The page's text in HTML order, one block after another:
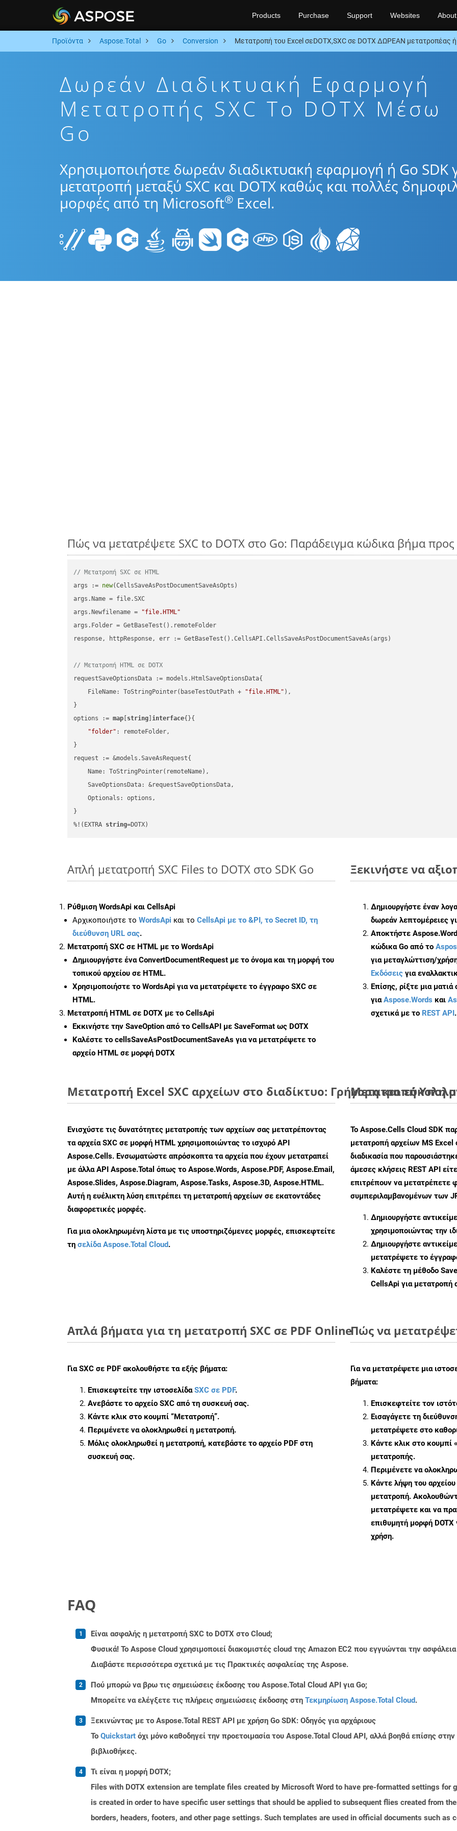
Products Purchase Support Websites About
Προϊόντα Aspose.Total Go Conversion Μετατροπή του Excel σεDOTX,SXC σε DOTX ΔΩΡΕΑΝ μετατροπέας ή
Δωρεάν Διαδικτυακή Εφαρμογή
Μετατροπής SXC To DOTX Μέσω
Go
Χρησιμοποιήστε δωρεάν διαδικτυακή εφαρμογή ή Go SDK
μετατροπή μεταξύ SXC και DOTX καθώς και πολλές
μορφές από τη Microsoft® Excel.
Πώς να μετατρέψετε SXC to DOTX στο Go: Παράδειγμα κώδικα βήμα
// Μετατροπή SXC σε HTML
args := new(CellsSaveAsPostDocumentSaveAsOpts)
args.Name = file.SXC
args.Newfilename =
"file.HTML"
args.Folder = GetBaseTest().remoteFolder
response, httpResponse, err := GetBaseTest().CellsAPI.CellsSaveAsPostDocumentSaveAs(args)
// Μετατροπή HTML σε DOTX
requestSaveOptionsData := models.HtmlSaveOptionsData{
    FileName: ToStringPointer(baseTestOutPath +
"file.HTML" ),
}
options := map string ]interface{}{
"folder" : remoteFolder,
}
request := &models.SaveAsRequest{
    Name: ToStringPointer(remoteName),
    SaveOptionsData: &requestSaveOptionsData,
    Optionals: options,
}
%!(EXTRA string=DOTX)
Απλή μετατροπή SXC Files to DOTX στο SDK Go
Ρύθμιση WordsApi και CellsApi
Αρχικοποιήστε το WordsApi και το CellsApi με το &PI, το Secret ID, τη
διεύθυνση URL σας.
Μετατροπή SXC σε HTML με το WordsApi
Δημιουργήστε έναConvertDocumentRequest με το όνομα και τη μορφή του
τοπικού αρχείου σε HTML.
Χρησιμοποιήστε το WordsApi για να μετατρέψετε το έγγραφο SXC σε
HTML.
Μετατροπή HTML σε DOTX με το CellsApi
Εκκινήστε την SaveOption από το CellsAPI με SaveFormat ως DOTX
Καλέστε το cellsSaveAsPostDocumentSaveAs για να μετατρέψετε το
αρχείο HTML σε μορφή DOTX
Ξεκινήστε να
Δημιουργήστε έναν
δωρεάν λεπτομέρειες
Αποκτήστε
κώδικα Go από το
για μεταγλώττιση/
Εκδόσεις για
Επίσης, ρίξτε μια
γιαAspose.Words και
σχετικά με το REST API.
Μετατροπή Excel SXC αρχείων στο διαδίκτυο: Γρήγορη και εύκολη
Ενισχύστε τις δυνατότητες μετατροπής των αρχείων σας μετατρέποντας
τα αρχεία SXC σε μορφή HTML χρησιμοποιώντας το ισχυρό API
Aspose.Cells. Ενσωματώστε απρόσκοπτα τα αρχεία που έχουν μετατραπεί
με άλλα API Aspose.Total όπως το Aspose.Words, Aspose.PDF, Aspose.Email,
Aspose.Slides, Aspose.Diagram, Aspose.Tasks, Aspose.3D, Aspose.HTML.
Αυτή η ευέλικτη λύση επιτρέπει τη μετατροπή αρχείων σε εκατοντάδες
διαφορετικές μορφές.
Για μια ολοκληρωμένη λίστα με τις υποστηριζόμενες μορφές, επισκεφτείτε
τη σελίδα Aspose.Total Cloud.
Μετατροπή
Το Aspose.Cells Cloud SDK
μετατροπή αρχείων MS Excel
διαδικασία που
άμεσες κλήσεις REST API
επιτρέπουν να μετατρέπετε
συμπεριλαμβανομένων των
Δημιουργήστε
χρησιμοποιώντας την
Δημιουργήστε
μετατρέψετε το
Καλέστε τη μέθοδο
CellsApi για μετατροπή
Απλά βήματα για τη μετατροπή SXC σε PDF Online
ΓιαSXC σε PDF ακολουθήστε τα εξής βήματα:
Επισκεφτείτε την ιστοσελίδαSXC σε PDF.
Ανεβάστε το αρχείο SXC από τη συσκευή σας.
Κάντε κλικ στο κουμπί “Μετατροπή”.
Περιμένετε να ολοκληρωθεί η μετατροπή.
Μόλις ολοκληρωθεί η μετατροπή, κατεβάστε το αρχείο PDF στη
συσκευή σας.
Πώς να
Για να μετατρέψετε μια
βήματα:
Επισκεφτείτε τον
Εισαγάγετε τη
μετατρέψετε στο
Κάντε κλικ στο κουμπί
μετατροπής.
Περιμένετε να
Κάντε λήψη του
μετατροπή.
μετατρέψετε και να
επιθυμητή μορφή
χρήση.
FAQ
Είναι ασφαλής η μετατροπή SXC to DOTX στο Cloud;
Φυσικά! Το Aspose Cloud χρησιμοποιεί διακομιστές cloud της Amazon EC2 που εγγυώνται την
Διαβάστε περισσότερα σχετικά με τις Πρακτικές ασφαλείας της Aspose.
Πού μπορώ να βρω τις σημειώσεις έκδοσης του Aspose.Total Cloud API για Go;
Μπορείτε να ελέγξετε τις πλήρεις σημειώσεις έκδοσης στη Τεκμηρίωση Aspose.Total Cloud.
Ξεκινώντας με το Aspose.Total REST API με χρήση Go SDK: Οδηγός για αρχάριους
Το Quickstart όχι μόνο καθοδηγεί την προετοιμασία του Aspose.Total Cloud API, αλλά βοηθά επίσης
βιβλιοθήκες.
Τι είναι η μορφή DOTX;
Files with DOTX extension are template files created by Microsoft Word to have pre-formatted settings for
is created in order to have specific user settings that should be applied to subsequent flies created from
borders, headers, footers, and other page settings. Such templates are used in official documents such as